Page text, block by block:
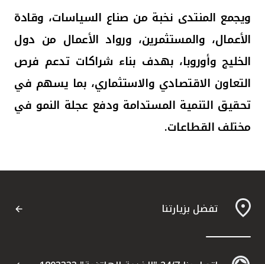
ويجمع المنتدى نخبة من صناع السياسات، وقادة
الأعمال، والمستثمرين، ورواد الأعمال من دول
الخليج وأوروبا، بهدف بناء شراكات تدعم فرص
التعاون الاقتصادي والاستثماري، بما يسهم في
تحقيق التنمية المستدامة ودفع عجلة النمو في
مختلف القطاعات.
تفضل بزيارتنا